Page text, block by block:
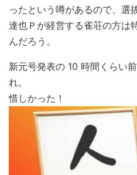
ったという噂があるので、選
達也Ｐが経営する雀荘の方は
んだろう。
新元号発表の 10 時間くらい
れ。
惜しかった！